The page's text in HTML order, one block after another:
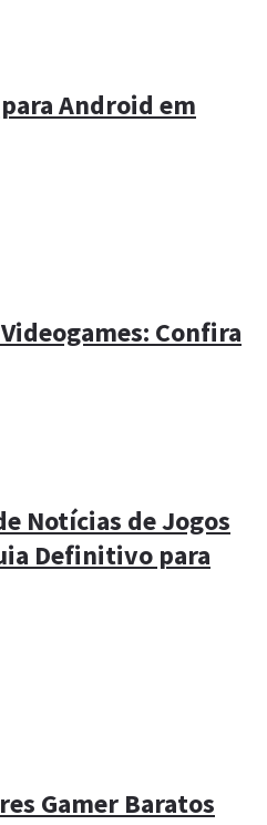
Android em
Confira
Notícias de Jogos
Definitivo para
Gamer Baratos